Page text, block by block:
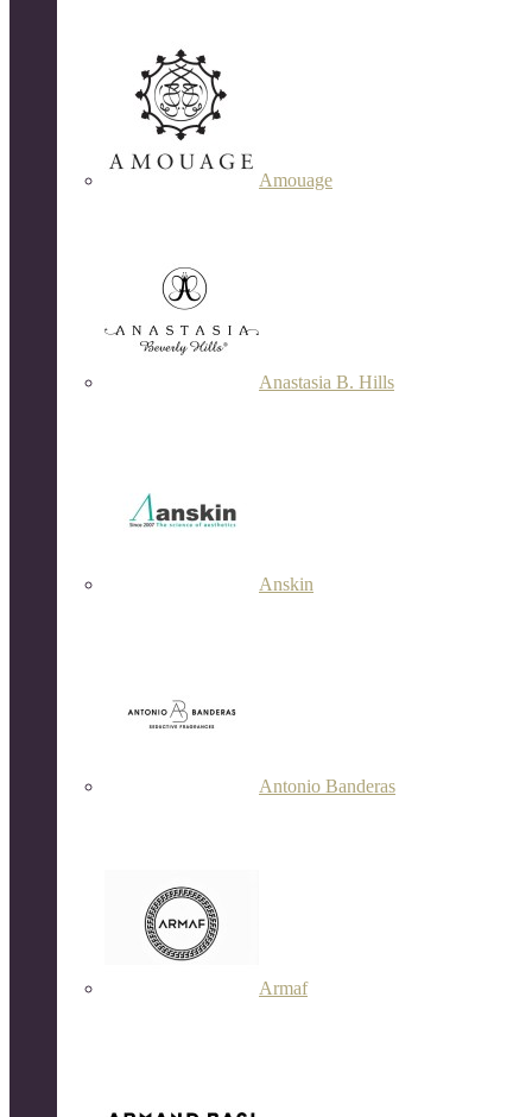
Amouage
Anastasia B. Hills
Anskin
Antonio Banderas
Armaf